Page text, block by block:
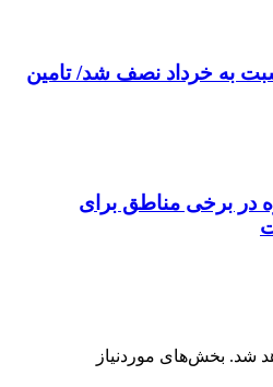
به خرداد نصف شد/ تامین
در برخی مناطق برای
شد. بخش‌های موردنیاز